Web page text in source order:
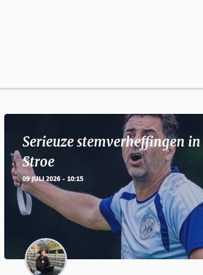
Serieuze stemverheffingen in
Stroe
09 JULI 2026 - 10:15